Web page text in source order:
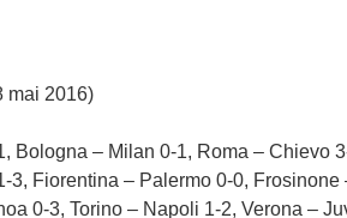
mai 2016)
Bologna – Milan 0-1, Roma – Chievo
3, Fiorentina – Palermo 0-0, Frosinone
0-3, Torino – Napoli 1-2, Verona –